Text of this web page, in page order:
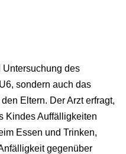
Untersuchung des
sondern auch das
Eltern. Der Arzt erfragt,
Kindes Auffälligkeiten
Essen und Trinken,
gegenüber